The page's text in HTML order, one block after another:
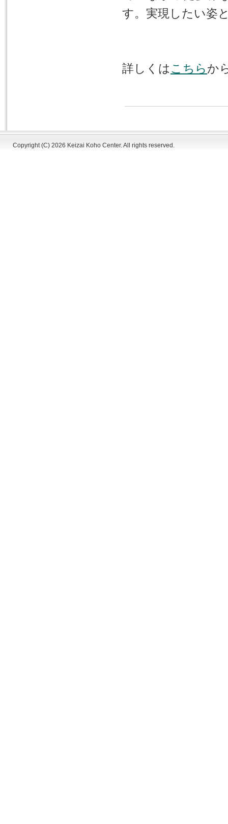
す。実現したい姿
詳しくはこちらか
Copyright (C) 2026 Keizai Koho Center. All rights reserved.